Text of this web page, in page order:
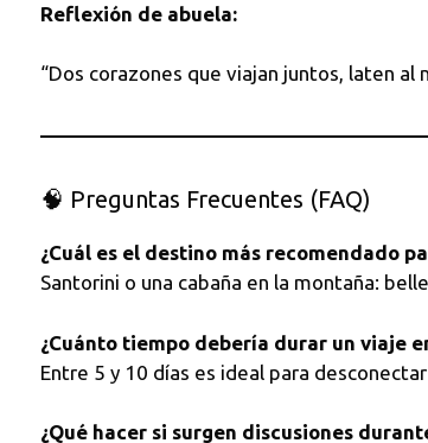
Reflexión de abuela:
“Dos corazones que viajan juntos, laten
🧠 Preguntas Frecuentes (FAQ)
¿Cuál es el destino más recomendado
Santorini o una cabaña en la montaña:
¿Cuánto tiempo debería durar un viaje
Entre 5 y 10 días es ideal para
¿Qué hacer si surgen discusiones